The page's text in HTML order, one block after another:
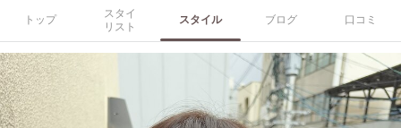
トップ
スタイ
リスト
スタイル ブログ 口コミ